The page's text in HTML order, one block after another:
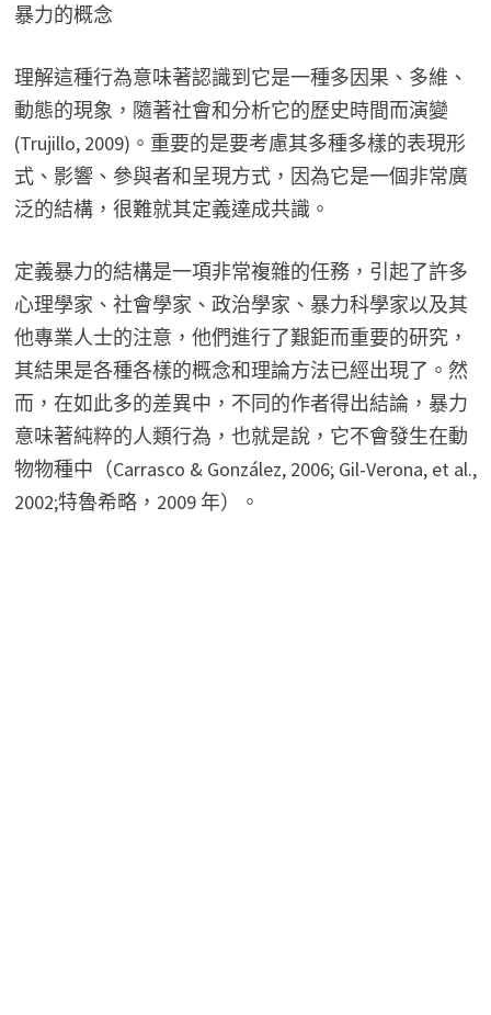
暴力的概念
理解這種行為意味著認識到它是一種多因果、多維、
動態的現象，隨著社會和分析它的歷史時間而演變
(Trujillo, 2009)。重要的是要考慮其多種多樣的表現形
式、影響、參與者和呈現方式，因為它是一個非常廣
泛的結構，很難就其定義達成共識。
定義暴力的結構是一項非常複雜的任務，引起了許多
心理學家、社會學家、政治學家、暴力科學家以及其
他專業人士的注意，他們進行了艱鉅而重要的研究，
其結果是各種各樣的概念和理論方法已經出現了。然
而，在如此多的差異中，不同的作者得出結論，暴力
意味著純粹的人類行為，也就是說，它不會發生在動
物物種中（Carrasco & González, 2006; Gil-Verona, et al.,
2002;特魯希略，2009 年）。